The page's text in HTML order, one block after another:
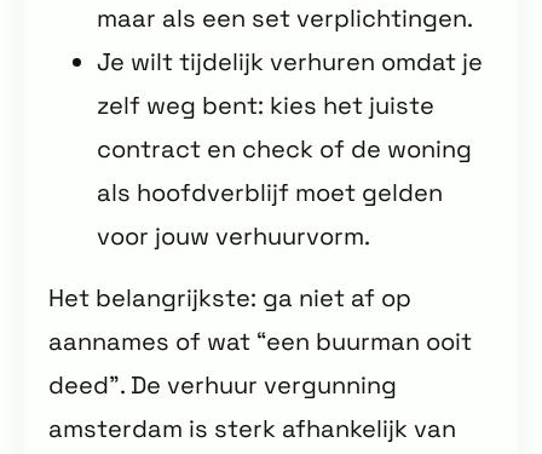
maar als een set verplichtingen.
Je wilt tijdelijk verhuren omdat je
zelf weg bent: kies het juiste
contract en check of de woning
als hoofdverblijf moet gelden
voor jouw verhuurvorm.
Het belangrijkste: ga niet af op
aannames of wat “een buurman ooit
deed”. De verhuur vergunning
amsterdam is sterk afhankelijk van